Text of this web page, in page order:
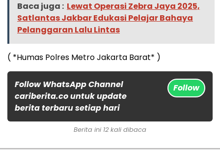
Baca juga : Lewat Operasi Zebra Jaya 2025,
Satlantas Jakbar Edukasi Pelajar Bahaya
Pelanggaran Lalu Lintas
( *Humas Polres Metro Jakarta Barat* )
Follow WhatsApp Channel
cariberita.co untuk update
berita terbaru setiap hari
Follow
Berita ini 12 kali dibaca